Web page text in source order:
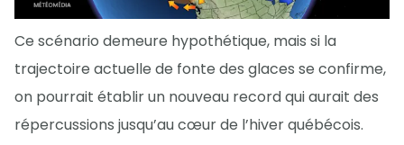
Ce scénario demeure hypothétique, mais si la
trajectoire actuelle de fonte des glaces se confirme,
on pourrait établir un nouveau record qui aurait des
répercussions jusqu’au cœur de l’hiver québécois.